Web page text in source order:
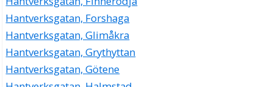
Hantverksgatan, Forshaga
Hantverksgatan, Glimåkra
Hantverksgatan, Grythyttan
Hantverksgatan, Götene